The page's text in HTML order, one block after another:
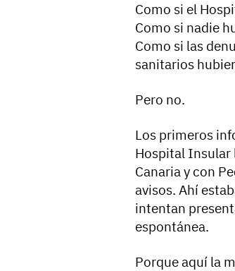
Como si el
Como si nadie
Como si las
sanitarios
Pero no.
Los primeros
Hospital Insular
Canaria y con
avisos. Ahí
intentan
espontánea.
Porque aquí la